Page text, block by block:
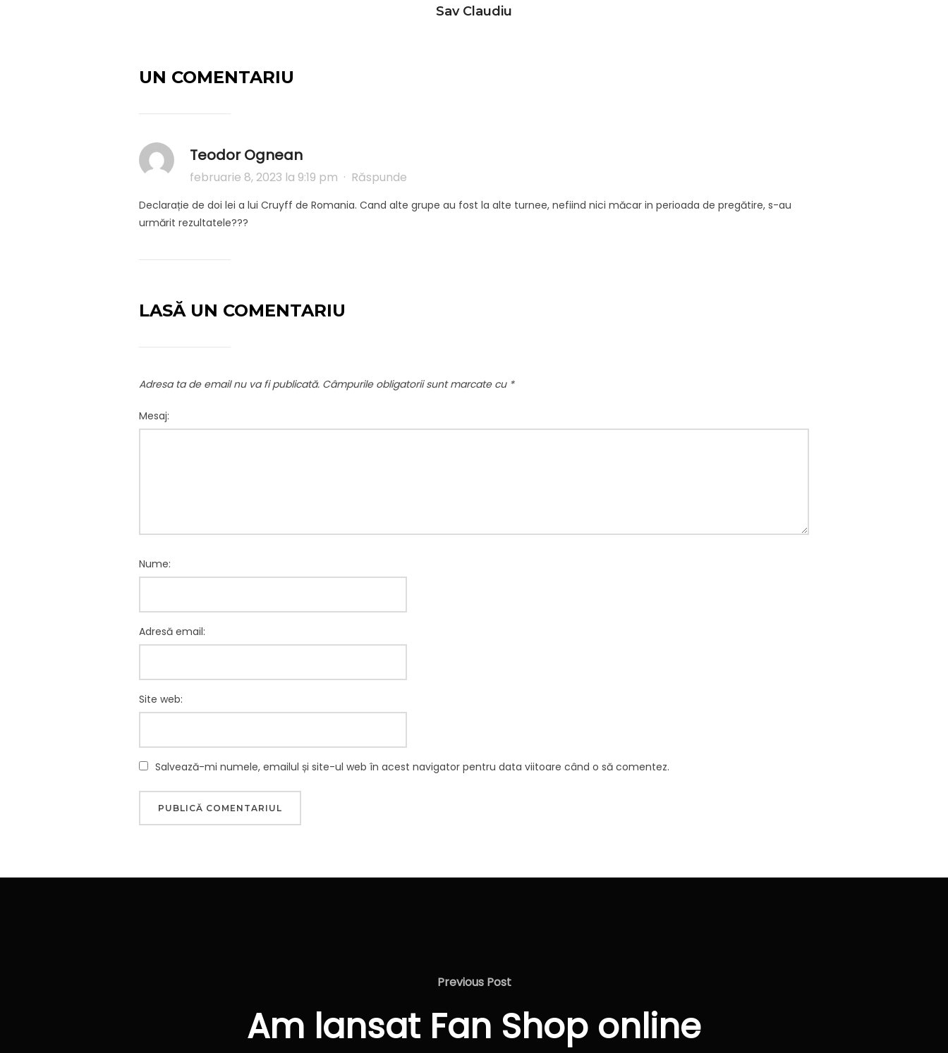
Sav Claudiu
UN COMENTARIU
Teodor Ognean
februarie 8, 2023 la 9:19 pm · Răspunde
Declarație de doi lei a lui Cruyff de Romania. Cand alte grupe au fost la alte turnee, nefiind nici măcar in perioada de pregătire, s-au
urmărit rezultatele???
LASĂ UN COMENTARIU
Adresa ta de email nu va fi publicată. Câmpurile obligatorii sunt marcate cu *
Mesaj:
Nume:
Adresă email:
Site web:
Salvează-mi numele, emailul și site-ul web în acest navigator pentru data viitoare când o să comentez.
Navigare
Previous
Previous Post
Am lansat Fan Shop online